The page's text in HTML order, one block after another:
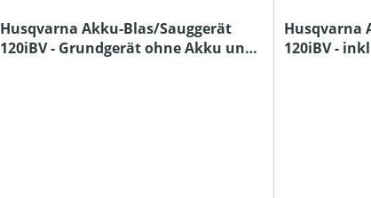
Husqvarna Akku-Blas/Sauggerät
120iBV - Grundgerät ohne Akku und
Husqvarna
120iBV -